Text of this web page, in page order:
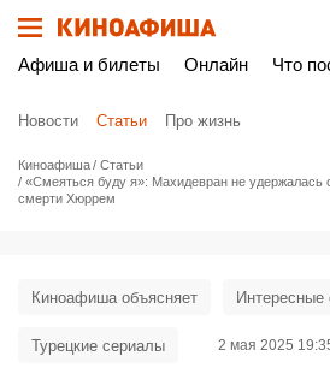
Афиша и билеты Онлайн Что
Новости Статьи Про жизнь
Киноафиша
Статьи
«Смеяться буду я»: Махидевран не удержалась
смерти Хюррем
Киноафиша объясняет
Турецкие сериалы 2 мая 2025